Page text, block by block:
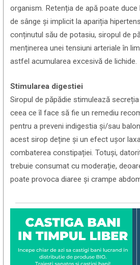
organism. Retenția de apă poate
de sânge și implicit la apariția
conținutul său de potasiu, siropul de
menținerea unei tensiuni arteriale în
astfel acumularea excesivă de lichide.
Stimularea digestiei
Siropul de păpădie stimulează
ceea ce îl face să fie un remediu
pentru a preveni indigestia și/sau
acest sirop deține și un efect ușor
combaterea constipației. Totuși,
trebuie consumat cu moderație,
poate provoca diaree și crampe